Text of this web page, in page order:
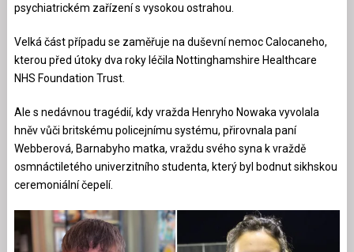
psychiatrickém zařízení s vysokou ostrahou.
Velká část případu se zaměřuje na duševní nemoc Calocaneho,
kterou před útoky dva roky léčila Nottinghamshire Healthcare
NHS Foundation Trust.
Ale s nedávnou tragédií, kdy vražda Henryho Nowaka vyvolala
hněv vůči britskému policejnímu systému, přirovnala paní
Webberová, Barnabyho matka, vraždu svého syna k vraždě
osmnáctiletého univerzitního studenta, který byl bodnut sikhskou
ceremoniální čepelí.